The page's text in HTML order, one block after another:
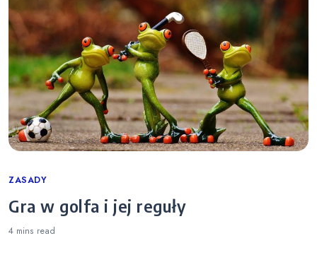
Categories
ZASADY
Gra w golfa i jej reguły
4 mins read